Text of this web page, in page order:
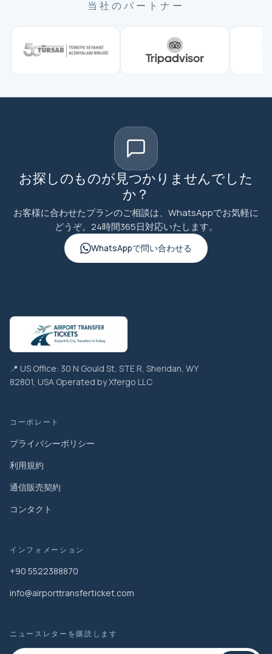
当社のパートナー
お探しのものが見つかりませんでした
か？
お客様に合わせたプランのご相談は、WhatsAppでお気軽に
どうぞ。24時間365日対応いたします。
WhatsAppで問い合わせる
📍 US Office: 30 N Gould St, STE R, Sheridan, WY
82801, USA Operated by Xfergo LLC
コーポレート
プライバシーポリシー
利用規約
通信販売契約
コンタクト
インフォメーション
+90 5522388870
info@airporttransferticket.com
ニュースレターを購読します